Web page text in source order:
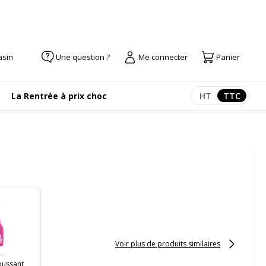
Une question ? Me connecter Panier
La Rentrée à prix choc Afficher les
HT TTC
Voir plus de produits similaires